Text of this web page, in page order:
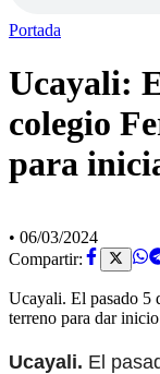
Portada
Ucayali:
colegio
para
• 06/03/2024
Compartir:
Ucayali. El pasado 5
terreno para dar
Ucayali. El